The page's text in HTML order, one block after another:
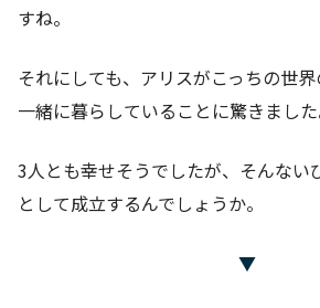
すね。
それにしても、アリスがこっちの世
一緒に暮らしていることに驚きました
3人とも幸せそうでしたが、そんない
として成立するんでしょうか。
▼